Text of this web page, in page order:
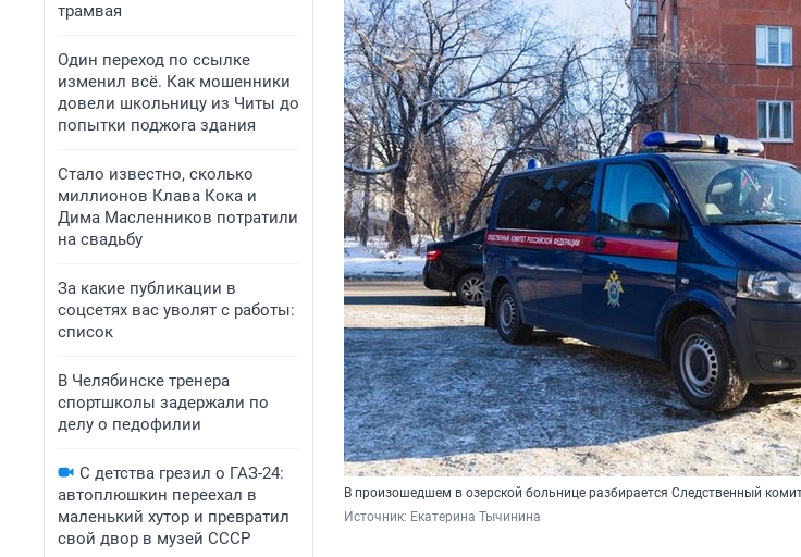
трамвая
Один переход по ссылке
изменил всё. Как мошенники
довели школьницу из Читы до
попытки поджога здания
Стало известно, сколько
миллионов Клава Кока и
Дима Масленников потратили
на свадьбу
За какие публикации в
соцсетях вас уволят с работы:
список
В Челябинске тренера
спортшколы задержали по
делу о педофилии
С детства грезил о ГАЗ-24:
автоплюшкин переехал в
маленький хутор и превратил
свой двор в музей СССР
В произошедшем в озерской больнице разбирается Следственный
Источник: Екатерина Тычинина